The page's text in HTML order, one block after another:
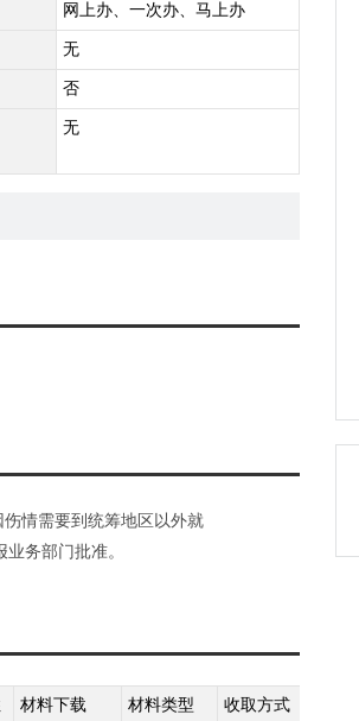
网上办、一次办、马上办
无
否
无
情需要到统筹地区以外就
务部门批准。
材料下载 材料类型 收取方式